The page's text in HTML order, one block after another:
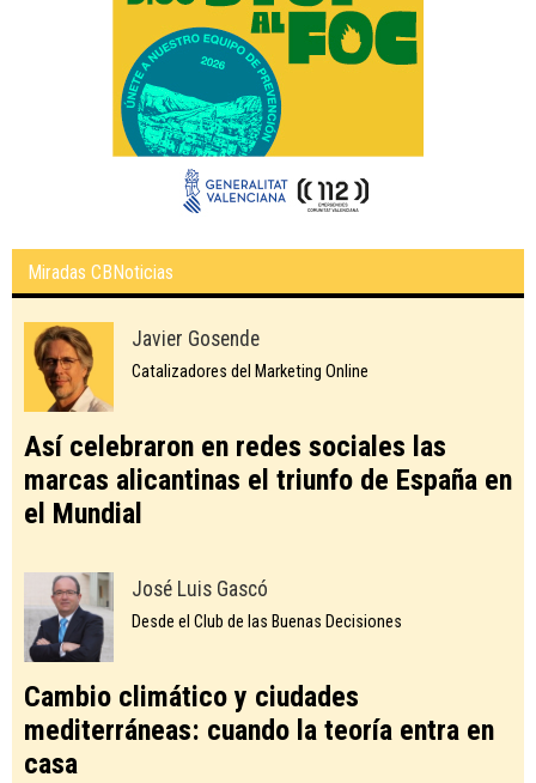
Miradas CBNoticias
Javier Gosende
Catalizadores del Marketing Online
Así celebraron en redes sociales las
marcas alicantinas el triunfo de España en
el Mundial
José Luis Gascó
Desde el Club de las Buenas Decisiones
Cambio climático y ciudades
mediterráneas: cuando la teoría entra en
casa